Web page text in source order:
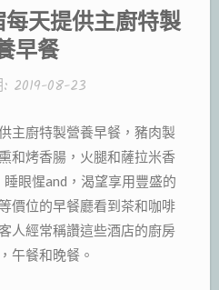
每天提供主廚特製
早餐
: 2019-08-23
主廚特製營養早餐，豬肉製
和烤香腸，火腿和薩拉米香
眼惺and，渴望享用豐盛的
價位的早餐廳看到茶和咖啡
人經常稱讚這些酒店的廚房
午餐和晚餐。